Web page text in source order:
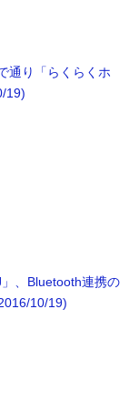
通り「らくらくホ
19)
、Bluetooth連携の
10/19)